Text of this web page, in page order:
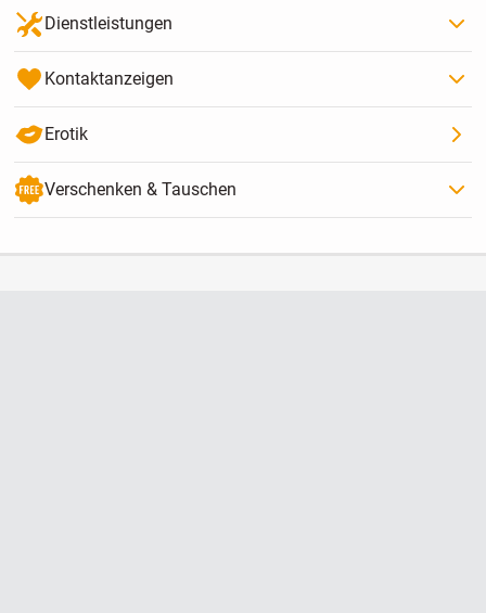
Dienstleistungen
Kontaktanzeigen
Erotik
Verschenken & Tauschen